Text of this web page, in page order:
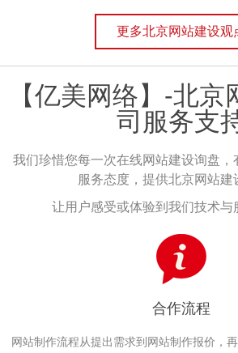
更多北京网站建设观
【亿美网络】-北京
司服务支
我们珍惜您每一次在线网站建设询盘，
服务态度，提供北京网站建
让用户感受或体验到我们技术与
合作流程
网站制作流程从提出需求到网站制作报价，